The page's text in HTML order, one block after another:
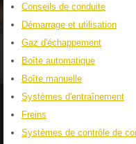
Conseils de conduite
Démarrage et utilisation
Gaz d'échappement
Boîte automatique
Boîte manuelle
Systèmes d'entraînement
Freins
Systèmes de contrôle de